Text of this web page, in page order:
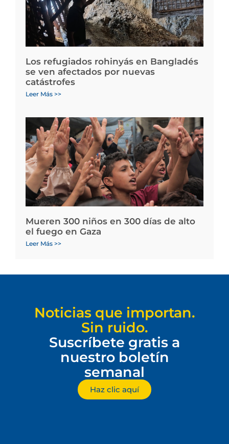
Los refugiados rohinyás en Bangladés
se ven afectados por nuevas
catástrofes
Leer Más >>
Mueren 300 niños en 300 días de alto
el fuego en Gaza
Leer Más >>
Noticias que importan.
Sin ruido.
Suscríbete gratis a
nuestro boletín
semanal
Haz clic aquí